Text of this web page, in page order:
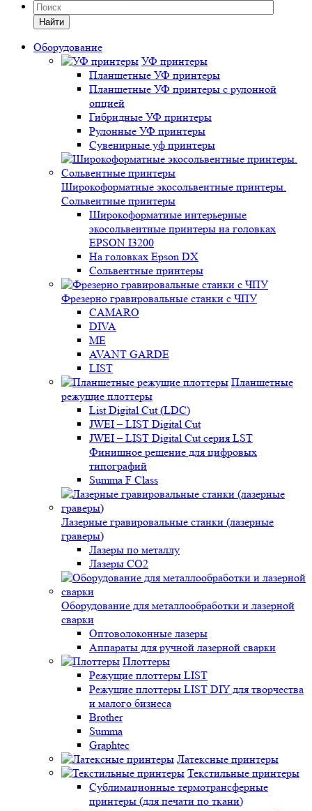
Найти
Оборудование
УФ принтеры
Планшетные УФ принтеры
Планшетные УФ принтеры с рулонной
опцией
Гибридные УФ принтеры
Рулонные УФ принтеры
Сувенирные уф принтеры
Широкоформатные экосольвентные принтеры.
Сольвентные принтеры
Широкоформатные интерьерные
экосольвентные принтеры на головках
EPSON I3200
На головках Epson DX
Сольвентные принтеры
Фрезерно гравировальные станки с ЧПУ
CAMARO
DIVA
ME
AVANT GARDE
LIST
Планшетные
режущие плоттеры
List Digital Cut (LDC)
JWEI – LIST Digital Cut
JWEI – LIST Digital Cut серия LST
Финишное решение для цифровых
типографий
Summa F Class
Лазерные гравировальные станки (лазерные
граверы)
Лазеры по металлу
Лазеры CO2
Оборудование для металлообработки и лазерной
сварки
Оптоволоконные лазеры
Аппараты для ручной лазерной сварки
Плоттеры
Режущие плоттеры LIST
Режущие плоттеры LIST DIY для творчества
и малого бизнеса
Brother
Summa
Graphtec
Латексные принтеры
Текстильные принтеры
Сублимационные термотрансферные
принтеры (для печати по ткани)